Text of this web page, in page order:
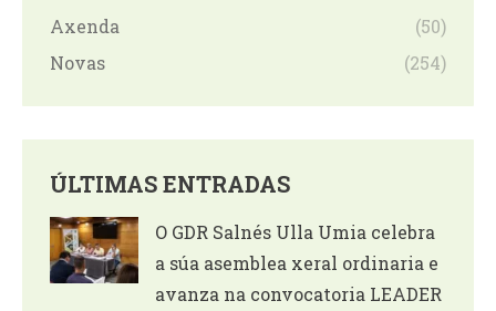
Axenda
(50)
Novas
(254)
ÚLTIMAS ENTRADAS
O GDR Salnés Ulla Umia celebra
a súa asemblea xeral ordinaria e
avanza na convocatoria LEADER